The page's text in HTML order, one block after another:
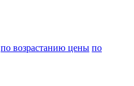
по возрастанию цены по